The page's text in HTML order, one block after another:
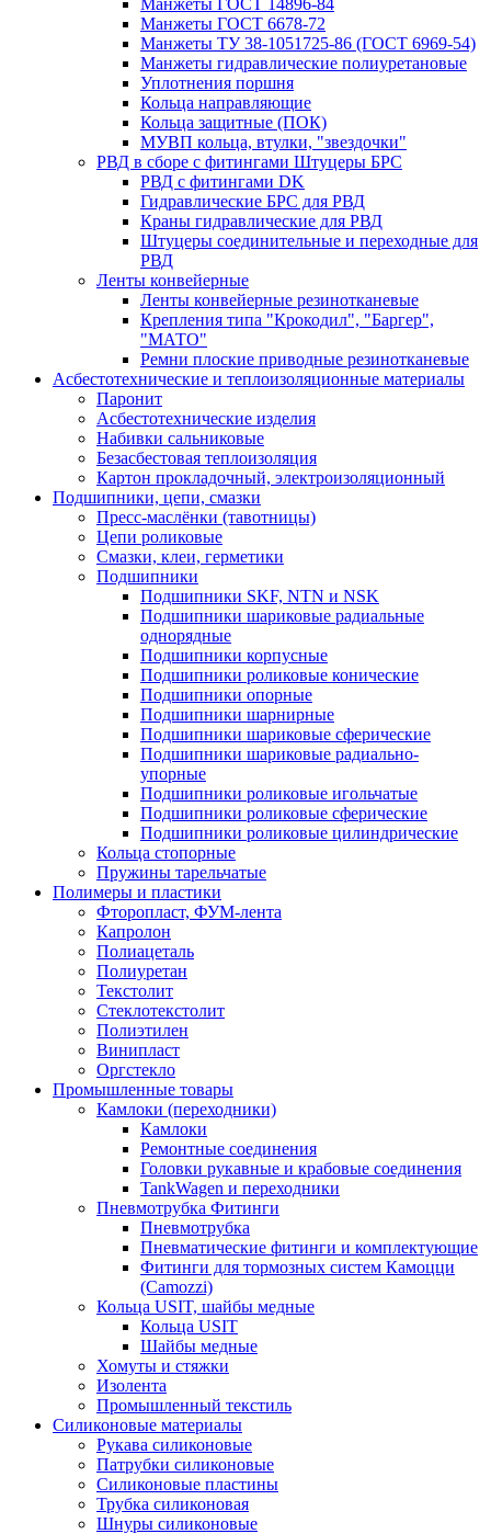
Манжеты ГОСТ 14896-84
Манжеты ГОСТ 6678-72
Манжеты ТУ 38-1051725-86 (ГОСТ 6969-54)
Манжеты гидравлические полиуретановые
Уплотнения поршня
Кольца направляющие
Кольца защитные (ПОК)
МУВП кольца, втулки, "звездочки"
РВД в сборе с фитингами Штуцеры БРС
РВД с фитингами DK
Гидравлические БРС для РВД
Краны гидравлические для РВД
Штуцеры соединительные и переходные для
РВД
Ленты конвейерные
Ленты конвейерные резинотканевые
Крепления типа "Крокодил", "Баргер",
"МАТО"
Ремни плоские приводные резинотканевые
Асбестотехнические и теплоизоляционные материалы
Паронит
Асбестотехнические изделия
Набивки сальниковые
Безасбестовая теплоизоляция
Картон прокладочный, электроизоляционный
Подшипники, цепи, смазки
Пресс-маслёнки (тавотницы)
Цепи роликовые
Смазки, клеи, герметики
Подшипники
Подшипники SKF, NTN и NSK
Подшипники шариковые радиальные
однорядные
Подшипники корпусные
Подшипники роликовые конические
Подшипники опорные
Подшипники шарнирные
Подшипники шариковые сферические
Подшипники шариковые радиально-
упорные
Подшипники роликовые игольчатые
Подшипники роликовые сферические
Подшипники роликовые цилиндрические
Кольца стопорные
Пружины тарельчатые
Полимеры и пластики
Фторопласт, ФУМ-лента
Капролон
Полиацеталь
Полиуретан
Текстолит
Стеклотекстолит
Полиэтилен
Винипласт
Оргстекло
Промышленные товары
Камлоки (переходники)
Камлоки
Ремонтные соединения
Головки рукавные и крабовые соединения
TankWagen и переходники
Пневмотрубка Фитинги
Пневмотрубка
Пневматические фитинги и комплектующие
Фитинги для тормозных систем Камоцци
(Camozzi)
Кольца USIT, шайбы медные
Кольца USIT
Шайбы медные
Хомуты и стяжки
Изолента
Промышленный текстиль
Силиконовые материалы
Рукава силиконовые
Патрубки силиконовые
Силиконовые пластины
Трубка силиконовая
Шнуры силиконовые